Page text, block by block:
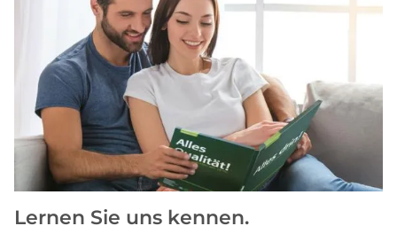
Lernen Sie uns kennen.